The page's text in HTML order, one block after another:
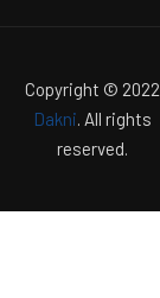
Copyright © 2022
Dakni. All rights
reserved.